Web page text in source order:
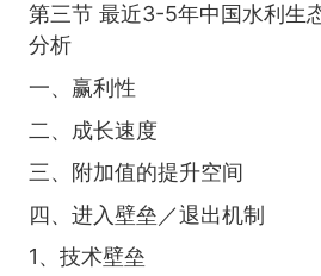
第三节 最近3-5年中国水利生
分析
一、赢利性
二、成长速度
三、附加值的提升空间
四、进入壁垒／退出机制
1、技术壁垒